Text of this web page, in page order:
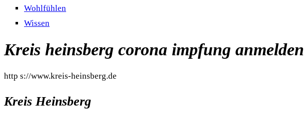
Wohlfühlen
Wissen
Kreis heinsberg corona impfung anmelden
http s://www.kreis-heinsberg.de
Kreis Heinsberg